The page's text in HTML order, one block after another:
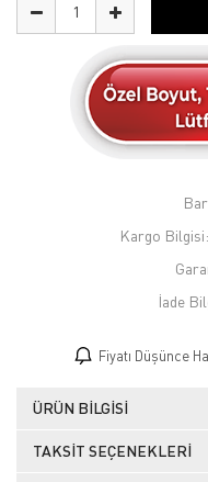
Kargo Bilgisi:
İade
Fiyatı Düşünce
ÜRÜN BILGISI
TAKSIT SEÇENEKLERI